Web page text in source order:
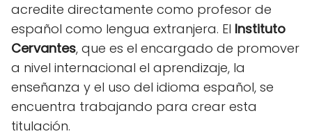
acredite directamente como profesor de
español como lengua extranjera. El Instituto
Cervantes, que es el encargado de promover
a nivel internacional el aprendizaje, la
enseñanza y el uso del idioma español, se
encuentra trabajando para crear esta
titulación.